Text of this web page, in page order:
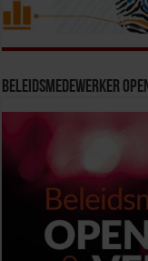
Beleidsmedewerker